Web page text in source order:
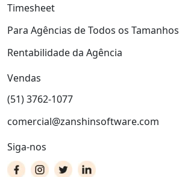
Timesheet
Para Agências de Todos os Tamanhos
Rentabilidade da Agência
Vendas
(51) 3762-1077
comercial@zanshinsoftware.com
Siga-nos